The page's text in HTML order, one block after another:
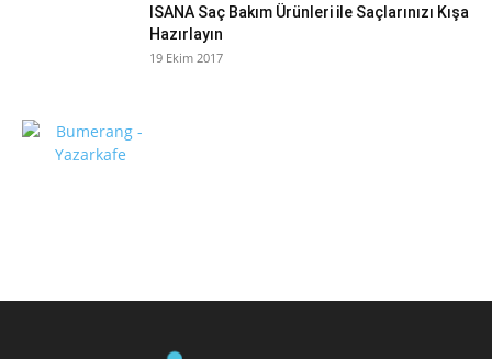
ISANA Saç Bakım Ürünleri ile Saçlarınızı Kışa
Hazırlayın
19 Ekim 2017